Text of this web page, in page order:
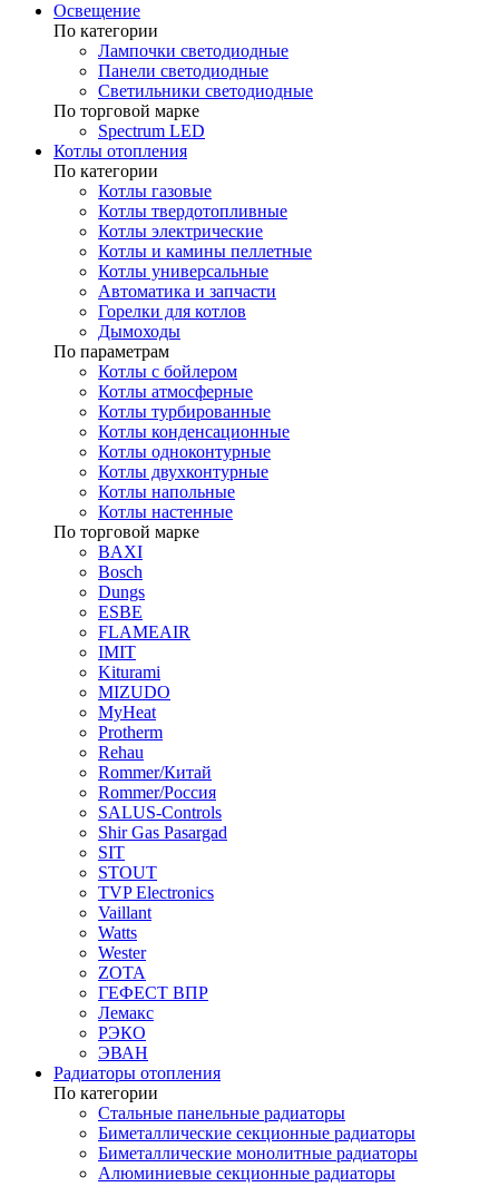
Освещение
По категории
Лампочки светодиодные
Панели светодиодные
Светильники светодиодные
По торговой марке
Spectrum LED
Котлы отопления
По категории
Котлы газовые
Котлы твердотопливные
Котлы электрические
Котлы и камины пеллетные
Котлы универсальные
Автоматика и запчасти
Горелки для котлов
Дымоходы
По параметрам
Котлы с бойлером
Котлы атмосферные
Котлы турбированные
Котлы конденсационные
Котлы одноконтурные
Котлы двухконтурные
Котлы напольные
Котлы настенные
По торговой марке
BAXI
Bosch
Dungs
ESBE
FLAMEAIR
IMIT
Kiturami
MIZUDO
MyHeat
Protherm
Rehau
Rommer/Китай
Rommer/Россия
SALUS-Controls
Shir Gas Pasargad
SIT
STOUT
TVP Electronics
Vaillant
Watts
Wester
ZOTA
ГЕФЕСТ ВПР
Лемакс
РЭКО
ЭВАН
Радиаторы отопления
По категории
Стальные панельные радиаторы
Биметаллические секционные радиаторы
Биметаллические монолитные радиаторы
Алюминиевые секционные радиаторы